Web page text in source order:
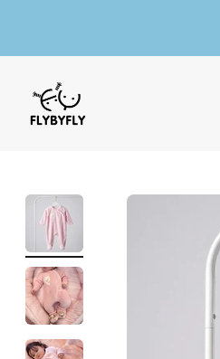
מוזמנות להציץ בקטגוריית
FlyByFly